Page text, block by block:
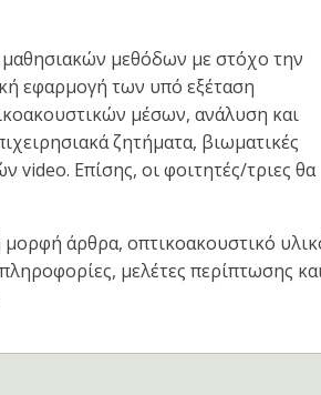
μεθόδων με στόχο την
εφαρμογή των υπό εξέταση
μέσων, ανάλυση και
ζητήματα, βιωματικές
video. Επίσης, οι φοιτητές/τριες θα
άρθρα, οπτικοακουστικό
μελέτες περίπτωσης